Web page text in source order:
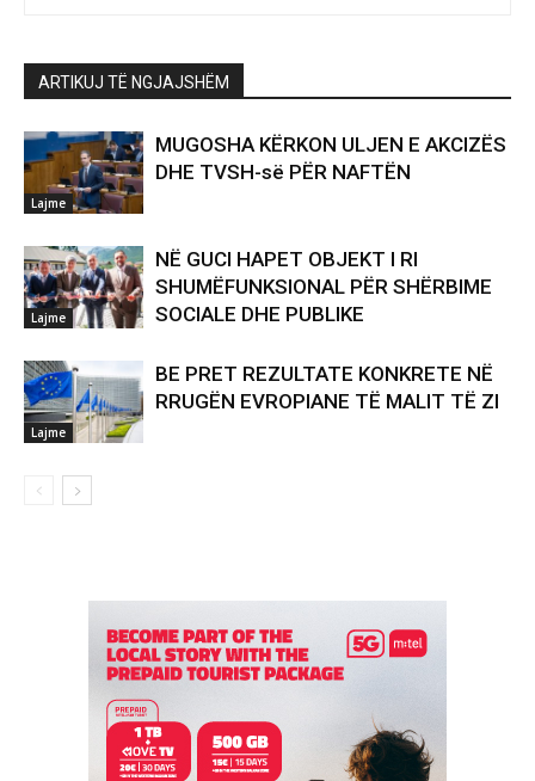
ARTIKUJ TË NGJAJSHËM
Lajme
MUGOSHA KËRKON ULJEN E AKCIZËS
DHE TVSH-së PËR NAFTËN
Lajme
NË GUCI HAPET OBJEKT I RI
SHUMËFUNKSIONAL PËR SHËRBIME
SOCIALE DHE PUBLIKE
Lajme
BE PRET REZULTATE KONKRETE NË
RRUGËN EVROPIANE TË MALIT TË ZI